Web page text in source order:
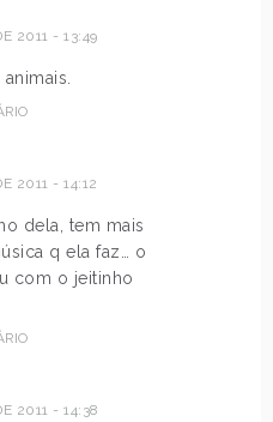
2011 - 13:49
2011 - 14:12
dela, tem mais
q ela faz… o
com o jeitinho
2011 - 14:38